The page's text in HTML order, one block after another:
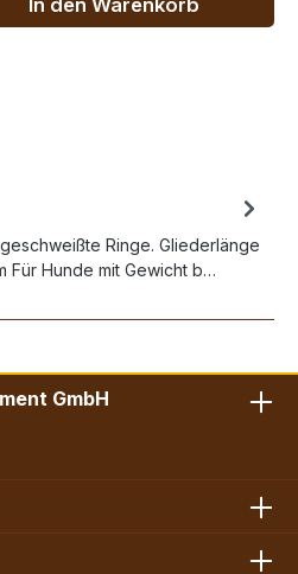
In den Warenkorb
Ringe. Gliederlänge
Für Hunde mit Gewicht b…
GmbH